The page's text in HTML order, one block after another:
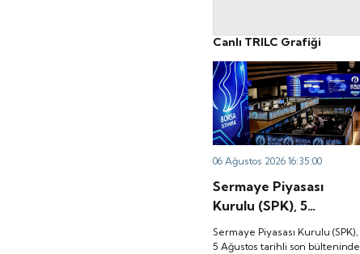
Canlı TRILC Grafiği
06 Ağustos 2026 16:35:00
Sermaye Piyasası
Kurulu (SPK), 5
Ağustos tarihli son
bülteninde Çitlekçi
Sermaye Piyasası Kurulu (SPK),
5 Ağustos tarihli son bülteninde